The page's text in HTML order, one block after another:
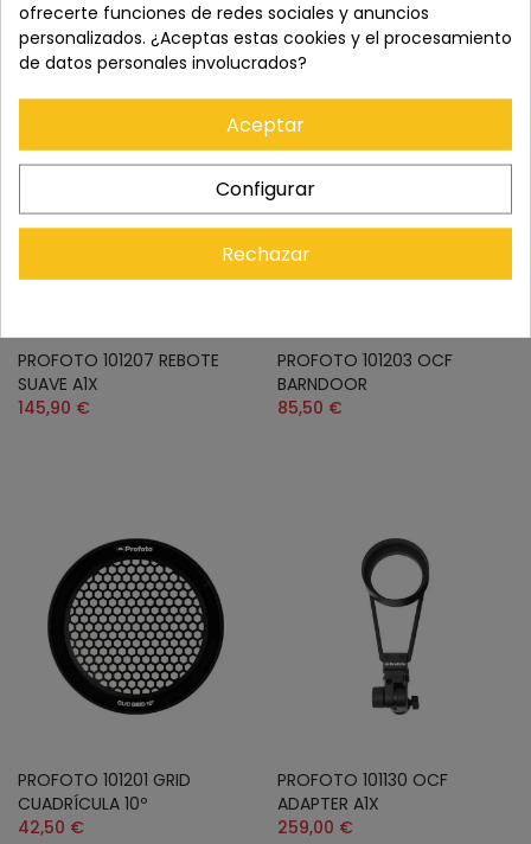
PROFOTO 101207 REBOTE
SUAVE A1X
145,90 €
PROFOTO 101203 OCF
BARNDOOR
85,50 €
PROFOTO 101201 GRID
CUADRÍCULA 10º
42,50 €
PROFOTO 101130 OCF
ADAPTER A1X
259,00 €
ofrecerte funciones de redes sociales y anuncios
personalizados. ¿Aceptas estas cookies y el procesamiento
de datos personales involucrados?
Aceptar
Configurar
Rechazar